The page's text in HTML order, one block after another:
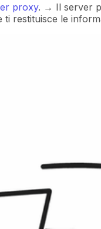
proxy. → Il server
restituisce le